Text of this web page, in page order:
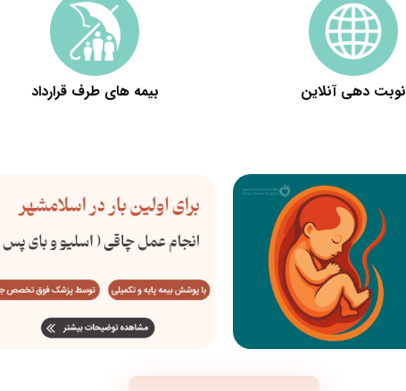
نوبت دهی آنلاین بیمه های طرف قرارداد